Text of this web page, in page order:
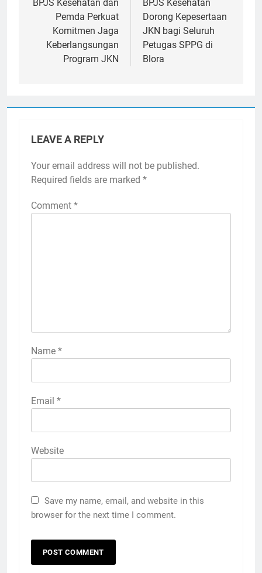
navigation
BPJS Kesehatan dan
Pemda Perkuat
Komitmen Jaga
Keberlangsungan
Program JKN
BPJS Kesehatan
Dorong Kepesertaan
JKN bagi Seluruh
Petugas SPPG di
Blora
LEAVE A REPLY
Your email address will not be published.
Required fields are marked *
Comment *
Name *
Email *
Website
Save my name, email, and website in this
browser for the next time I comment.